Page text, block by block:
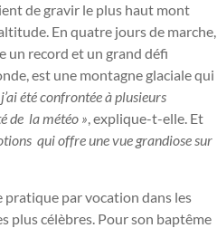
de gravir le plus haut mont
En quatre jours de marche,
un record et un grand défi
est une montagne glaciale qui
été confrontée à plusieurs
de la météo », explique-t-elle. Et
qui offre une vue grandiose sur
pratique par vocation dans les
plus célèbres. Pour son baptême